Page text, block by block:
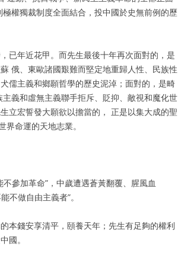
權獨裁制度全面結合，投中國於史無前例的歷
已年近花甲。而先生最後十年再次面對的，是
俄、東歐諸國艱難而堅定地重歸人性、民族性
儒主義和鄉願哲學的歷史泥淖；面對的，是畸
義和虛無主義聯手拒斥、貶抑、敵視和魔化世
立宏誓發大願欲以擔當的， 正是以集大成的聖
界命運的天地志業。
參加革命”，中歲遭遇蒼黃翻覆、腥風血
不做自由主義者”。
本錢安享清平，頤養天年；先生有足夠的權利
國。